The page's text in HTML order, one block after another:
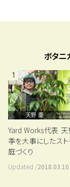
ボタニ
1
Yard Works代表
季を大事にしたス
庭づくり
Updated /2018.03.10